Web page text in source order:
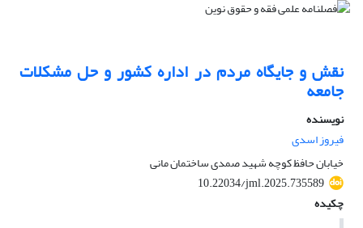
نقش و جایگاه مردم در اداره کشور و حل مشکلات
جامعه
نویسنده
فیروز اسدی
خیابان حافظ کوچه شهید صمدی ساختمان مانی
10.22034/jml.2025.735589
چکیده